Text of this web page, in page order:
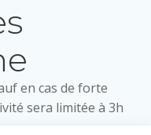
en cas de forte
sera limitée à 3h